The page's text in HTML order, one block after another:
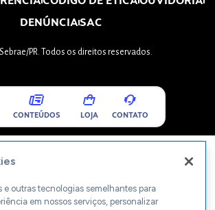
DENÚNCIASAC
PR. Todos os direitos reservados.
CONTEÚDOS LOJA CONTATO
e outras tecnologias semelhantes para
em nossos serviços, personalizar